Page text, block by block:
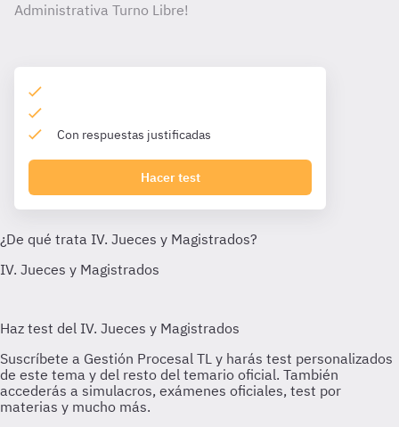
Administrativa Turno Libre!
Con respuestas justificadas
Hacer test